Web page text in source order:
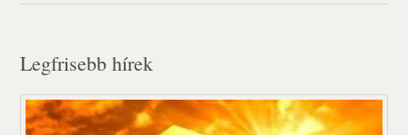
Legfrisebb hírek